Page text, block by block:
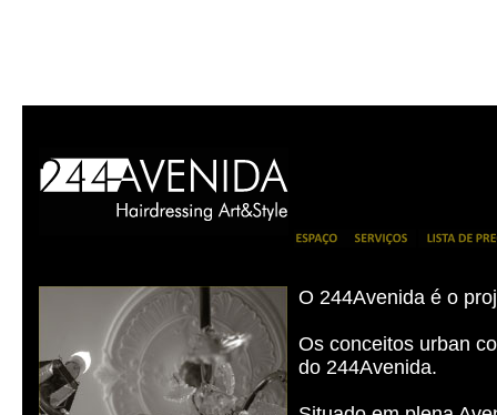
O 244Avenida é o
Os conceitos urban
do 244Avenida.